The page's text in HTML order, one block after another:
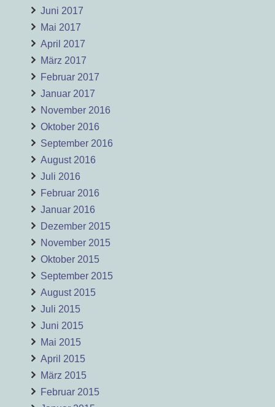
Juni 2017
Mai 2017
April 2017
März 2017
Februar 2017
Januar 2017
November 2016
Oktober 2016
September 2016
August 2016
Juli 2016
Februar 2016
Januar 2016
Dezember 2015
November 2015
Oktober 2015
September 2015
August 2015
Juli 2015
Juni 2015
Mai 2015
April 2015
März 2015
Februar 2015